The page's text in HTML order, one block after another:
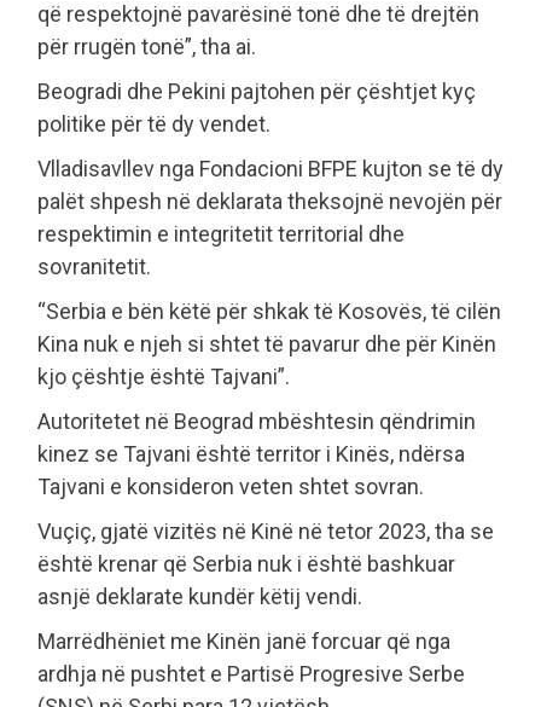
që respektojnë pavarësinë tonë dhe të drejtën
për rrugën tonë”, tha ai.
Beogradi dhe Pekini pajtohen për çështjet kyç
politike për të dy vendet.
Vlladisavllev nga Fondacioni BFPE kujton se të dy
palët shpesh në deklarata theksojnë nevojën për
respektimin e integritetit territorial dhe
sovranitetit.
“Serbia e bën këtë për shkak të Kosovës, të cilën
Kina nuk e njeh si shtet të pavarur dhe për Kinën
kjo çështje është Tajvani”.
Autoritetet në Beograd mbështesin qëndrimin
kinez se Tajvani është territor i Kinës, ndërsa
Tajvani e konsideron veten shtet sovran.
Vuçiç, gjatë vizitës në Kinë në tetor 2023, tha se
është krenar që Serbia nuk i është bashkuar
asnjë deklarate kundër këtij vendi.
Marrëdhëniet me Kinën janë forcuar që nga
ardhja në pushtet e Partisë Progresive Serbe